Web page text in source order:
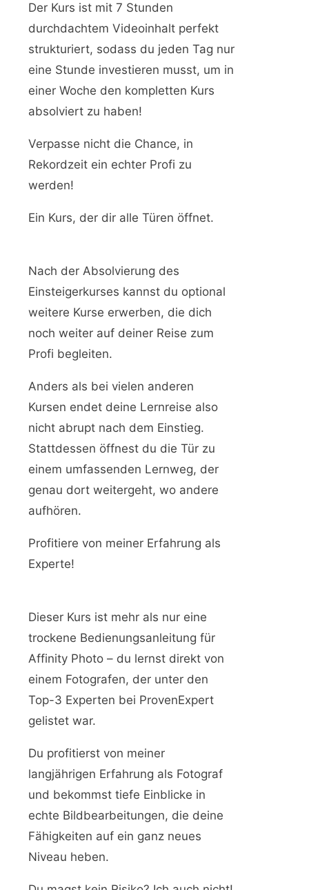
Der Kurs ist mit 7 Stunden
durchdachtem Videoinhalt perfekt
strukturiert, sodass du jeden Tag nur
eine Stunde investieren musst, um in
einer Woche den kompletten Kurs
absolviert zu haben!
Verpasse nicht die Chance, in
Rekordzeit ein echter Profi zu
werden!
Ein Kurs, der dir alle Türen öffnet.
Nach der Absolvierung des
Einsteigerkurses kannst du optional
weitere Kurse erwerben, die dich
noch weiter auf deiner Reise zum
Profi begleiten.
Anders als bei vielen anderen
Kursen endet deine Lernreise also
nicht abrupt nach dem Einstieg.
Stattdessen öffnest du die Tür zu
einem umfassenden Lernweg, der
genau dort weitergeht, wo andere
aufhören.
Profitiere von meiner Erfahrung als
Experte!
Dieser Kurs ist mehr als nur eine
trockene Bedienungsanleitung für
Affinity Photo – du lernst direkt von
einem Fotografen, der unter den
Top-3 Experten bei ProvenExpert
gelistet war.
Du profitierst von meiner
langjährigen Erfahrung als Fotograf
und bekommst tiefe Einblicke in
echte Bildbearbeitungen, die deine
Fähigkeiten auf ein ganz neues
Niveau heben.